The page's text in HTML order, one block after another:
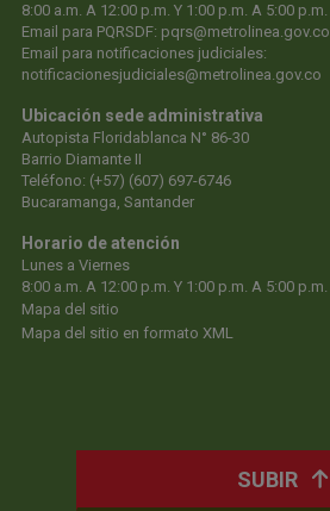
8:00 a.m. A 12:00 p.m. Y 1:00 p.m. A 5:00 p.m.
Email para PQRSDF: pqrs@metrolinea.gov.co
Email para notificaciones judiciales:
notificacionesjudiciales@metrolinea.gov.co
Ubicación sede administrativa
Autopista Floridablanca N° 86-30
Barrio Diamante II
Teléfono: (+57) (607) 697-6746
Bucaramanga, Santander
Horario de atención
Lunes a Viernes
8:00 a.m. A 12:00 p.m. Y 1:00 p.m. A 5:00 p.m.
Mapa del sitio
Mapa del sitio en formato XML
SUBIR